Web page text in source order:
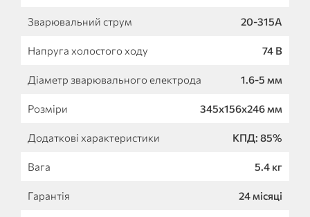
Зварювальний струм 20-315А
Напруга холостого ходу 74 В
Діаметр зварювального електрода 1.6-5 мм
Розміри 345х156х246 мм
Додаткові характеристики КПД: 85%
Вага 5.4 кг
Гарантія 24 місяці